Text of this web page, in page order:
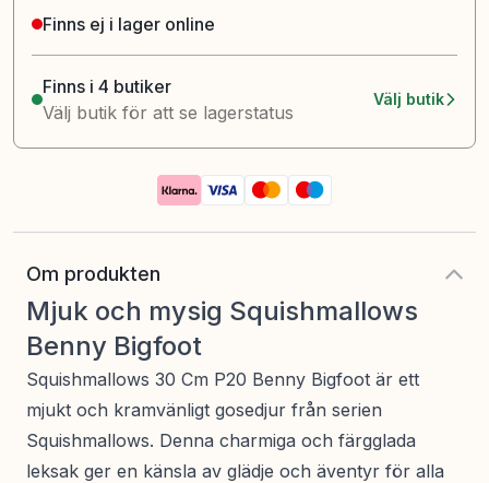
Finns ej i lager online
Finns i 4 butiker
Välj butik för att se lagerstatus
Välj butik
Om produkten
Mjuk och mysig Squishmallows
Benny Bigfoot
Squishmallows 30 Cm P20 Benny Bigfoot är ett
mjukt och kramvänligt gosedjur från serien
Squishmallows. Denna charmiga och färgglada
leksak ger en känsla av glädje och äventyr för alla